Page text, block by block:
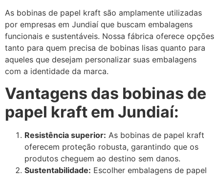
As bobinas de papel kraft são amplamente utilizadas
por empresas em Jundiaí que buscam embalagens
funcionais e sustentáveis. Nossa fábrica oferece opções
tanto para quem precisa de bobinas lisas quanto para
aqueles que desejam personalizar suas embalagens
com a identidade da marca.
Vantagens das bobinas de
papel kraft em Jundiaí:
Resistência superior: As bobinas de papel kraft
oferecem proteção robusta, garantindo que os
produtos cheguem ao destino sem danos.
Sustentabilidade: Escolher embalagens de papel